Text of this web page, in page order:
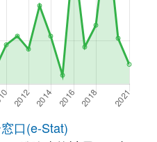
口(e-Stat)